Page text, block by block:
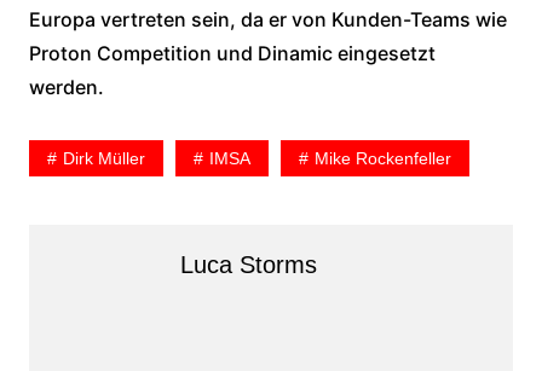
Europa vertreten sein, da er von Kunden-Teams wie
Proton Competition und Dinamic eingesetzt
werden.
Dirk Müller IMSA Mike Rockenfeller
Luca Storms